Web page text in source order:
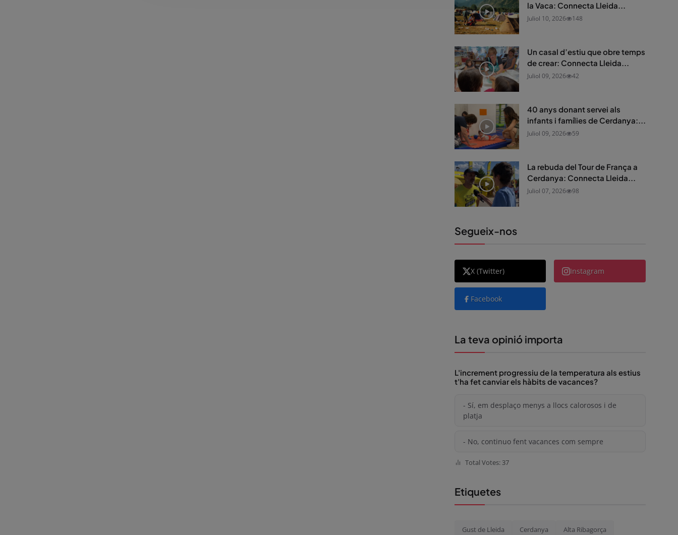
la Vaca: Connecta Lleida...
Juliol 10, 2026 148
Un casal d’estiu que obre temps
de crear: Connecta Lleida...
Juliol 09, 2026 42
40 anys donant servei als
infants i famílies de Cerdanya:...
Juliol 09, 2026 59
La rebuda del Tour de França a
Cerdanya: Connecta Lleida...
Juliol 07, 2026 98
Segueix-nos
X (Twitter) Instagram
Facebook
La teva opinió importa
L'increment progressiu de la temperatura als estius
t'ha fet canviar els hàbits de vacances?
- Sí, em desplaço menys a llocs calorosos i de
platja
- No, continuo fent vacances com sempre
Total Votes: 37
Etiquetes
Gust de Lleida Cerdanya Alta Ribagorça